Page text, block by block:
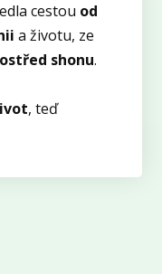
cestou od
a životu, ze
shonu.
, teď